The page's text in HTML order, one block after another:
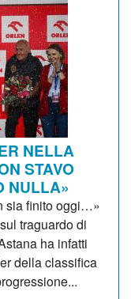
NELLA
STAVO
NULLA»
sia finito oggi…»
traguardo di
ha infatti
della classifica